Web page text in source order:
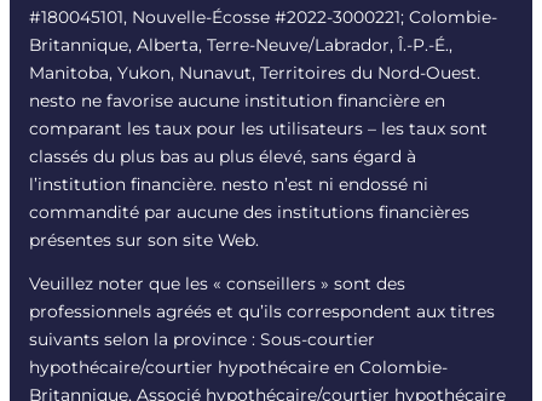
#180045101, Nouvelle-Écosse #2022-3000221; Colombie-
Britannique, Alberta, Terre-Neuve/Labrador, Î.-P.-É.,
Manitoba, Yukon, Nunavut, Territoires du Nord-Ouest.
nesto ne favorise aucune institution financière en
comparant les taux pour les utilisateurs – les taux sont
classés du plus bas au plus élevé, sans égard à
l’institution financière. nesto n’est ni endossé ni
commandité par aucune des institutions financières
présentes sur son site Web.
Veuillez noter que les « conseillers » sont des
professionnels agréés et qu’ils correspondent aux titres
suivants selon la province : Sous-courtier
hypothécaire/courtier hypothécaire en Colombie-
Britannique, Associé hypothécaire/courtier hypothécaire